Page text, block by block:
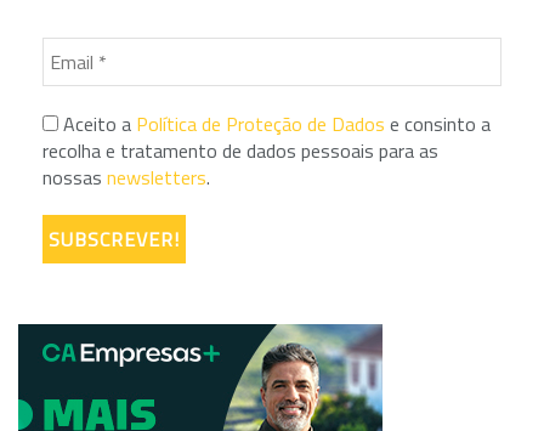
Aceito a Política de Proteção de Dados e consinto a
recolha e tratamento de dados pessoais para as
nossas newsletters.